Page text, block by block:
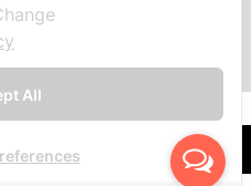
ผล มหาวิทยาลัยหัวเฉียวเฉลิมพระเกียรติ .***
All